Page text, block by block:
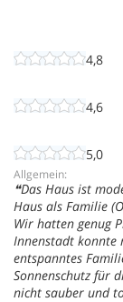
4,8
4,6
5,0
Allgemein:
Das Haus ist
Haus als Familie
Wir hatten genug
Innenstadt konnte
entspanntes
Sonnenschutz für
nicht sauber und